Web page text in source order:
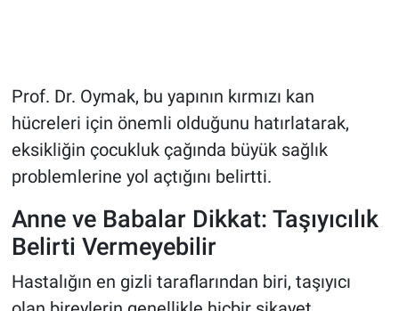
Prof. Dr. Oymak, bu yapının kırmızı kan
hücreleri için önemli olduğunu hatırlatarak,
eksikliğin çocukluk çağında büyük sağlık
problemlerine yol açtığını belirtti.
Anne ve Babalar Dikkat: Taşıyıcılık
Belirti Vermeyebilir
Hastalığın en gizli taraflarından biri, taşıyıcı